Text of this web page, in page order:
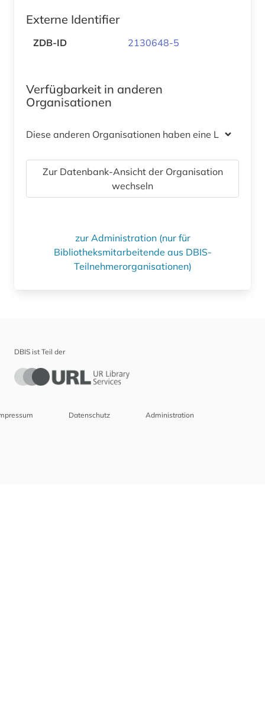
Externe Identifier
ZDB-ID 2130648-5
Verfügbarkeit in anderen
Organisationen
Diese anderen Organisationen haben eine Lizenz
Zur Datenbank-Ansicht der Organisation
wechseln
zur Administration (nur für
Bibliotheksmitarbeitende aus DBIS-
Teilnehmerorganisationen)
DBIS ist Teil der
Datenschutz Administration